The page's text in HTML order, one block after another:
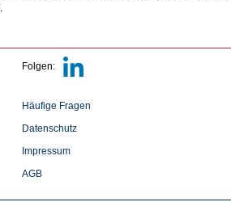
Folgen:
Häufige Fragen
Datenschutz
Impressum
AGB